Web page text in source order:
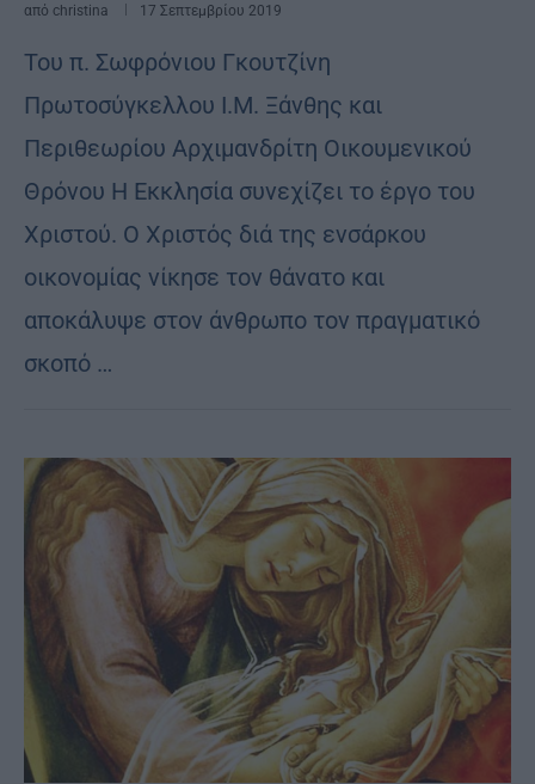
από christina 17 Σεπτεμβρίου 2019
Toυ π. Σωφρόνιου Γκουτζίνη
Πρωτοσύγκελλου Ι.Μ. Ξάνθης και
Περιθεωρίου Aρχιμανδρίτη Οικουμενικού
Θρόνου Η Εκκλησία συνεχίζει το έργο του
Χριστού. Ο Χριστός διά της ενσάρκου
οικονομίας νίκησε τον θάνατο και
αποκάλυψε στον άνθρωπο τον πραγματικό
σκοπό …